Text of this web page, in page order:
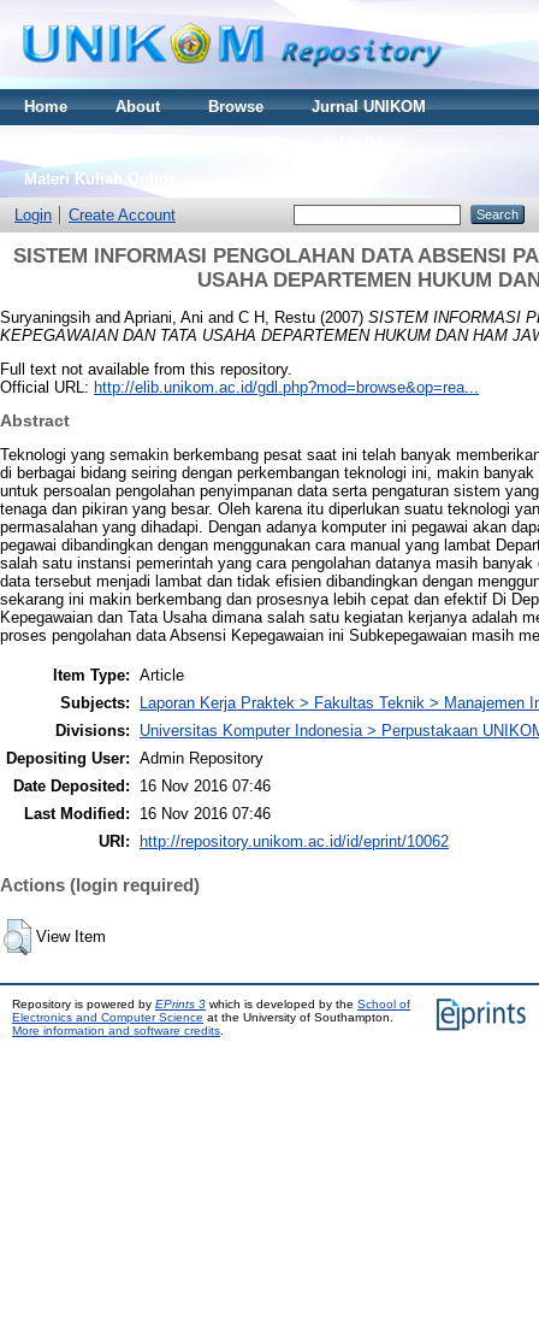
Home About Browse
Jurnal UNIKOM
Materi Kuliah Online
Login
Create Account
SISTEM INFORMASI PENGOLAHAN DATA ABSENSI
USAHA DEPARTEMEN HUKUM
Suryaningsih and Apriani, Ani and C H, Restu (2007) SISTEM INFORMASI
KEPEGAWAIAN DAN TATA USAHA DEPARTEMEN HUKUM DAN HAM
Full text not available from this repository.
Official URL: http://elib.unikom.ac.id/gdl.php?mod=browse&op=rea...
Abstract
Teknologi yang semakin berkembang pesat saat ini telah banyak
di berbagai bidang seiring dengan perkembangan teknologi ini, makin
untuk persoalan pengolahan penyimpanan data serta pengaturan sistem
tenaga dan pikiran yang besar. Oleh karena itu diperlukan suatu teknologi
permasalahan yang dihadapi. Dengan adanya komputer ini pegawai akan
pegawai dibandingkan dengan menggunakan cara manual yang lambat
salah satu instansi pemerintah yang cara pengolahan datanya masih
data tersebut menjadi lambat dan tidak efisien dibandingkan dengan
sekarang ini makin berkembang dan prosesnya lebih cepat dan efektif Di
Kepegawaian dan Tata Usaha dimana salah satu kegiatan kerjanya adalah
proses pengolahan data Absensi Kepegawaian ini Subkepegawaian masih
Item Type: Article
Subjects:
Laporan Kerja Praktek > Fakultas Teknik >
Divisions:
Universitas Komputer Indonesia > Perpustakaan
Depositing User: Admin Repository
Date Deposited:
16 Nov 2016 07:46
Last Modified:
16 Nov 2016 07:46
URI:
http://repository.unikom.ac.id/id/eprint/10062
Actions (login required)
View Item
Repository is powered by EPrints 3 which is developed by the School of
Electronics and Computer Science at the University of Southampton.
More information and software credits